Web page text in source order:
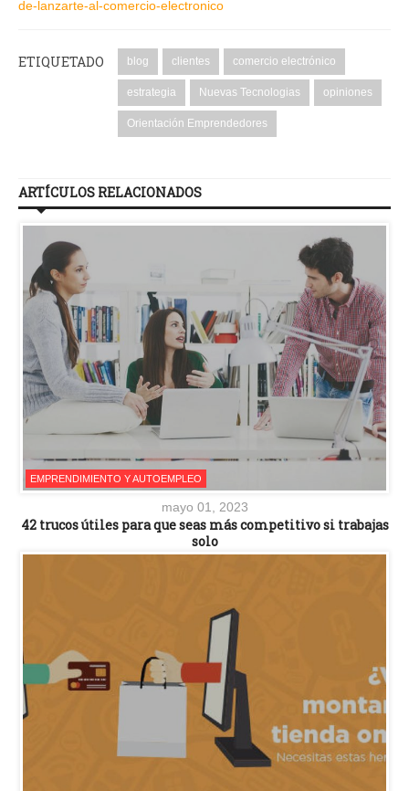
de-lanzarte-al-comercio-electronico
ETIQUETADO blog clientes comercio electrónico
estrategia Nuevas Tecnologias opiniones
Orientación Emprendedores
ARTÍCULOS RELACIONADOS
EMPRENDIMIENTO Y AUTOEMPLEO
mayo 01, 2023
42 trucos útiles para que seas más competitivo si trabajas
solo